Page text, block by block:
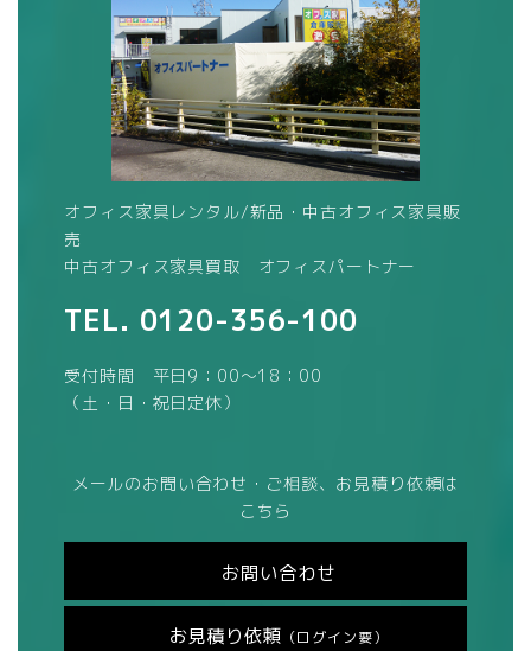
オフィス家具レンタル/新品・中古オフィス家具販
売
中古オフィス家具買取 オフィスパートナー
TEL. 0120-356-100
受付時間 平日9：00～18：00
（土・日・祝日定休）
メールのお問い合わせ・ご相談、お見積り依頼は
こちら
お問い合わせ
お見積り依頼 （ログイン要）